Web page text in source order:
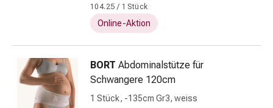
Erbrechen
Verdauung,
Krämpfe
Verstopfung
Hautprobleme
104.25 / 1 Stück
Online-Aktion
BORT Abdominalstütze für
Schwangere 120cm
1 Stück, -135cm Gr3, weiss